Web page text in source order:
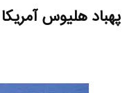
پهباد هلیوس آمریکا